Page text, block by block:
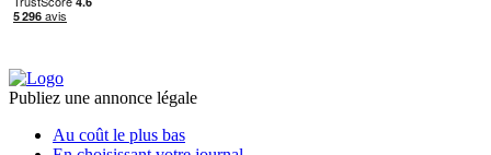
Publiez une annonce légale
Au coût le plus bas